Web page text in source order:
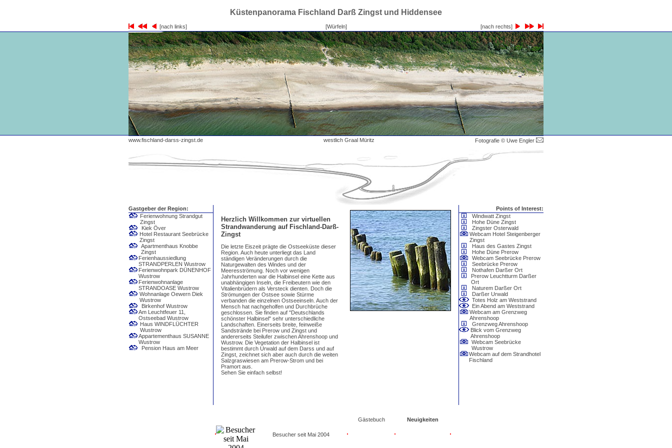
Küstenpanorama Fischland Darß Zingst und Hiddensee
[nach links] [Würfeln] [nach rechts]
www.fischland-darss-zingst.de westlich Graal Müritz Fotografie © Uwe Engler
Gastgeber der Region:
Ferienwohnung Strandgut
Zingst
Kiek Över
Hotel Restaurant Seebrücke
Zingst
Apartmenthaus Knobbe
Zingst
Ferienhaussiedlung
STRANDPERLEN Wustrow
Ferienwohnpark DÜNENHOF
Wustrow
Ferienwohnanlage
STRANDOASE Wustrow
Wohnanlage Oewern Diek
Wustrow
Birkenhof Wustrow
Am Leuchtfeuer 11,
Ostseebad Wustrow
Haus WINDFLÜCHTER
Wustrow
Appartementhaus SUSANNE
Wustrow
Pension Haus am Meer
Herzlich Willkommen zur virtuellen
Strandwanderung auf Fischland-Darß-
Zingst
Die letzte Eiszeit prägte die Ostseeküste dieser
Region. Auch heute unterliegt das Land
ständigen Veränderungen durch die
Naturgewalten des Windes und der
Meeresströmung. Noch vor wenigen
Jahrhunderten war die Halbinsel eine Kette aus
unabhängigen Inseln, die Freibeutern wie den
Vitalienbrüdern als Versteck dienten. Doch die
Strömungen der Ostsee sowie Stürme
verbanden die einzelnen Ostseeinseln. Auch der
Mensch hat nachgeholfen und Durchbrüche
geschlossen. Sie finden auf "Deutschlands
schönster Halbinsel" sehr unterschiedliche
Landschaften. Einerseits breite, feinweiße
Sandstrände bei Prerow und Zingst und
andererseits Steilufer zwischen Ahrenshoop und
Wustrow. Die Vegetation der Halbinsel ist
bestimmt durch Urwald auf dem Darss und auf
Zingst, zeichnet sich aber auch durch die weiten
Salzgraswiesen am Prerow-Strom und bei
Pramort aus.
Sehen Sie einfach selbst!
Points of Interest:
Windwatt Zingst
Hohe Düne Zingst
Zingster Osterwald
Webcam Hotel Steigenberger
Zingst
Haus des Gastes Zingst
Hohe Düne Prerow
Webcam Seebrücke Prerow
Seebrücke Prerow
Nothafen Darßer Ort
Prerow Leuchtturm Darßer
Ort
Naturem Darßer Ort
Darßer Urwald
Totes Holz am Weststrand
Ein Abend am Weststrand
Webcam am Grenzweg
Ahrenshoop
Grenzweg Ahrenshoop
Blick vom Grenzweg
Ahrenshoop
Webcam Seebrücke
Wustrow
Webcam auf dem Strandhotel
Fischland
Besucher seit Mai 2004
Gästebuch Neuigkeiten